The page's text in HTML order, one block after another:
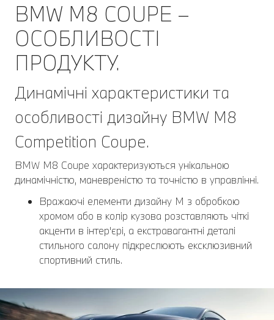
BMW M8 COUPE –
ОСОБЛИВОСТІ
ПРОДУКТУ.
Динамічні характеристики та
особливості дизайну BMW M8
Competition Coupe.
BMW M8 Coupe характеризуються унікальною
динамічністю, маневреністю та точністю в управлінні.
Вражаючі елементи дизайну M з обробкою
хромом або в колір кузова розставляють чіткі
акценти в інтер'єрі, а екстравагантні деталі
стильного салону підкреслюють ексклюзивний
спортивний стиль.